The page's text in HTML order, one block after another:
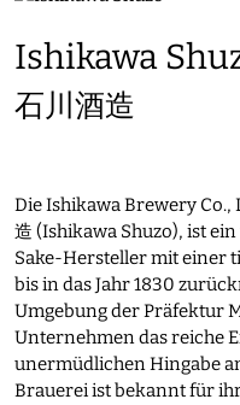
Ishikawa
石川酒造
Die Ishikawa Brewery Co.,
造 (Ishikawa Shuzo), ist
Sake-Hersteller mit einer
bis in das Jahr 1830
Umgebung der Präfektur
Unternehmen das reiche
unermüdlichen Hingabe
Brauerei ist bekannt für